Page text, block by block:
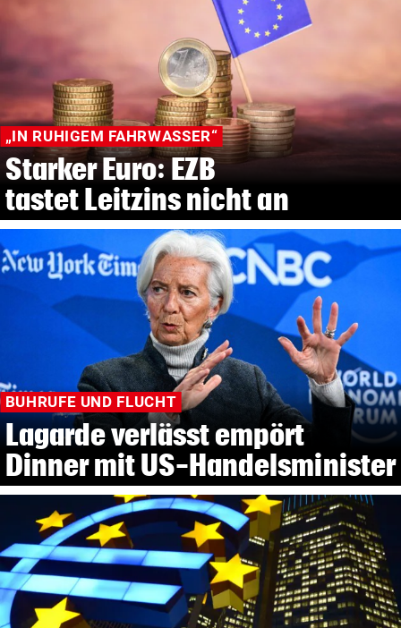
„IN RUHIGEM FAHRWASSER“
Starker Euro: EZB
tastet Leitzins nicht an
BUHRUFE UND FLUCHT
Lagarde verlässt empört
Dinner mit US-Handelsminister